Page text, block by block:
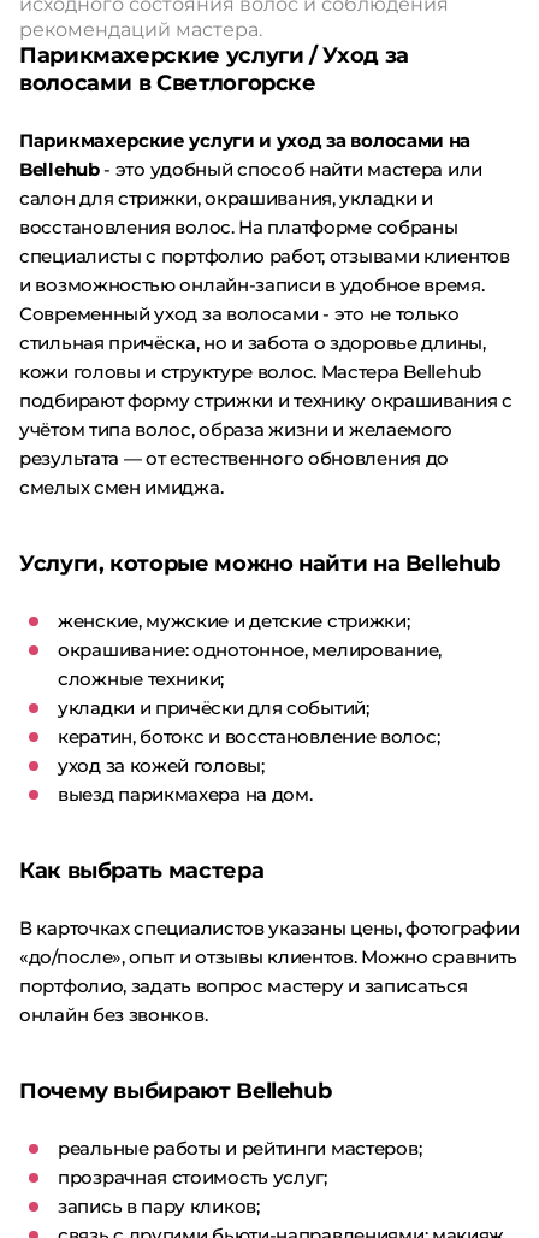
рекомендаций мастера.
Парикмахерские услуги / Уход за
волосами в Светлогорске
Парикмахерские услуги и уход за волосами на
Bellehub- это удобный способ найти мастера или
салон для стрижки, окрашивания, укладки и
восстановления волос. На платформе собраны
специалисты с портфолио работ, отзывами клиентов
и возможностью онлайн-записи в удобное время.
Современный уход за волосами - это не только
стильная причёска, но и забота о здоровье длины,
кожи головы и структуре волос. Мастера Bellehub
подбирают форму стрижки и технику окрашивания с
учётом типа волос, образа жизни и желаемого
результата — от естественного обновления до
смелых смен имиджа.
Услуги, которые можно найти на Bellehub
женские, мужские и детские стрижки;
окрашивание: однотонное, мелирование,
сложные техники;
укладки и причёски для событий;
кератин, ботокс и восстановление волос;
уход за кожей головы;
выезд парикмахера на дом.
Как выбрать мастера
В карточках специалистов указаны цены, фотографии
«до/после», опыт и отзывы клиентов. Можно сравнить
портфолио, задать вопрос мастеру и записаться
онлайн без звонков.
Почему выбирают Bellehub
реальные работы и рейтинги мастеров;
прозрачная стоимость услуг;
запись в пару кликов;